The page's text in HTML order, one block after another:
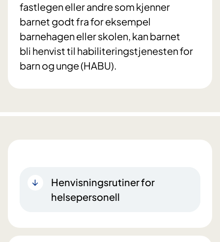
fastlegen eller andre som kjenner
barnet godt fra for eksempel
barnehagen eller skolen, kan barnet
bli henvist til habiliteringstjenesten for
barn og unge (HABU).
Henvisningsrutiner for
helsepersonell